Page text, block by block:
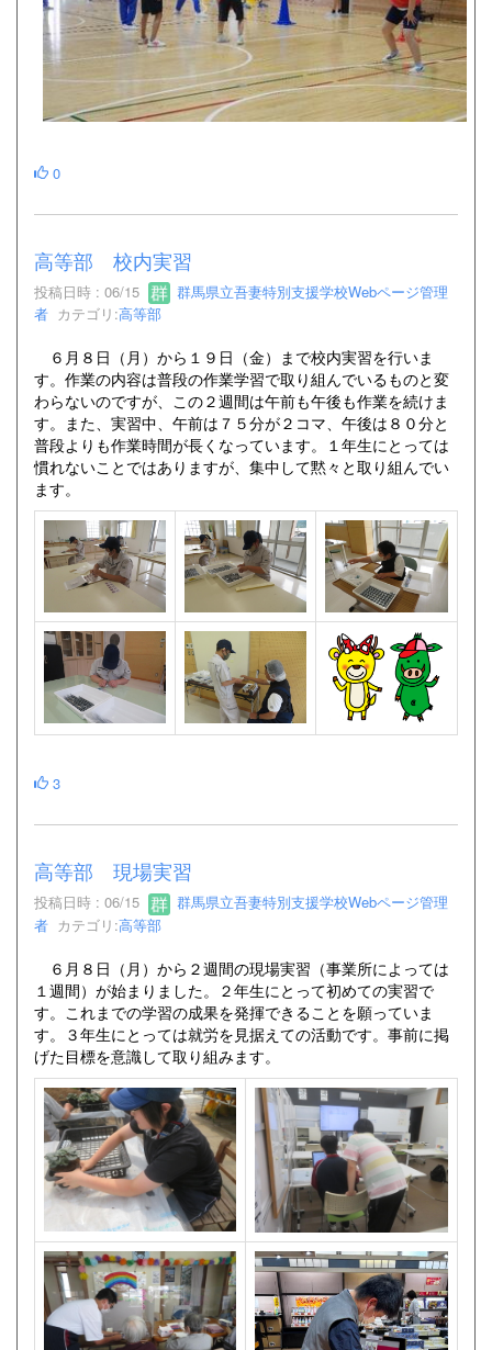
0
高等部 校内実習
投稿日時 : 06/15
群馬県立吾妻特別支援学校Webページ管理
者 カテゴリ:高等部
６月８日（月）から１９日（金）まで校内実習を行いま
す。作業の内容は普段の作業学習で取り組んでいるものと変
わらないのですが、この２週間は午前も午後も作業を続けま
す。また、実習中、午前は７５分が２コマ、午後は８０分と
普段よりも作業時間が長くなっています。１年生にとっては
慣れないことではありますが、集中して黙々と取り組んでい
ます。
3
高等部 現場実習
投稿日時 : 06/15
群馬県立吾妻特別支援学校Webページ管理
者 カテゴリ:高等部
６月８日（月）から２週間の現場実習（事業所によっては
１週間）が始まりました。２年生にとって初めての実習で
す。これまでの学習の成果を発揮できることを願っていま
す。３年生にとっては就労を見据えての活動です。事前に掲
げた目標を意識して取り組みます。